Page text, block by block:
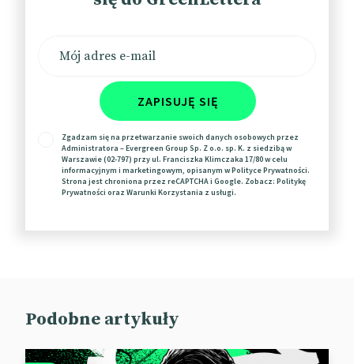
Instagram odkurza pomysł MySpace’a.
Społecznościówka wzbogaciła mobilną wersję swojej
ZAPISUJĘ SIĘ
Zgadzam się na przetwarzanie swoich danych osobowych przez
Administratora – Evergreen Group Sp. Z o.o. sp. K. z siedzibą w
Warszawie (02-797) przy ul. Franciszka Klimczaka 17/80 w celu
informacyjnym i marketingowym, opisanym wPolityce Prywatności.
Strona jest chroniona przez reCAPTCHA i Google. Zobacz: Politykę
Prywatności oraz Warunki Korzystania z usługi.
Podobne artykuły